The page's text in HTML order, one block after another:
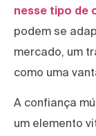
nesse tipo de
podem se
mercado, um
como uma
A confiança
um elemento